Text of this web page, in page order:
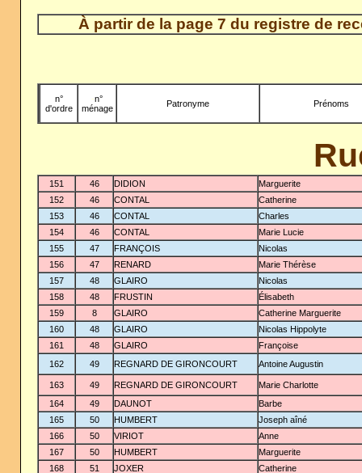
À partir de la page 7 du registre de
n°
d'ordre
-n°
ménage
Patronyme Prénoms
151 46 DIDION
Marguerite
152
46 CONTAL
Catherine
153
46 CONTAL
Charles
154
46 CONTAL
Marie Lucie
155
47 FRANÇOIS
Nicolas
156
47 RENARD
Marie Thérèse
157
48 GLAIRO
Nicolas
158
48 FRUSTIN
Élisabeth
159
8 GLAIRO
Catherine Marguerite
160
48 GLAIRO
Nicolas Hippolyte
161
48 GLAIRO
Françoise
162
49 REGNARD DE GIRONCOURT Antoine Augustin
163 49 REGNARD DE GIRONCOURT
Marie Charlotte
164
49 DAUNOT
Barbe
165
50 HUMBERT
Joseph aîné
166
50 VIRIOT
Anne
167
50 HUMBERT
Marguerite
168
51 JOXER Catherine